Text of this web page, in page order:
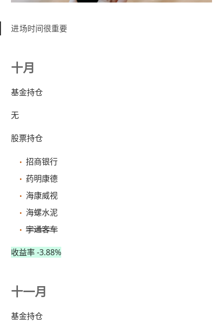
进场时间很重要
十月
基金持仓
无
股票持仓
招商银行
药明康德
海康威视
海螺水泥
宇通客车
收益率 -3.88%
十一月
基金持仓